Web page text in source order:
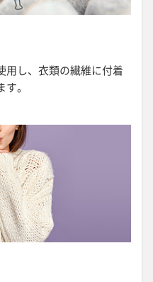
用し、衣類の繊維に付着
す。